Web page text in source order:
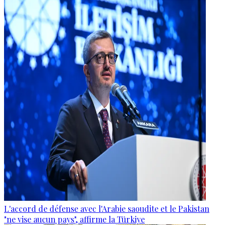
L'accord de défense avec l'Arabie saoudite et le Pakistan
"ne vise aucun pays", affirme la Türkiye